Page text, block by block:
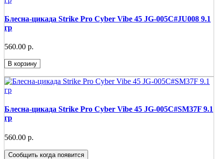
Блесна-цикада Strike Pro Cyber Vibe 45 JG-005C#JU008 9.1
гр
560.00 р.
В корзину
Блесна-цикада Strike Pro Cyber Vibe 45 JG-005C#SM37F 9.1
гр
560.00 р.
Сообщить когда появится